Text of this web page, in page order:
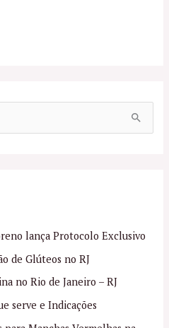
lança Protocolo Exclusivo
de Glúteos no RJ
no Rio de Janeiro – RJ
serve e Indicações